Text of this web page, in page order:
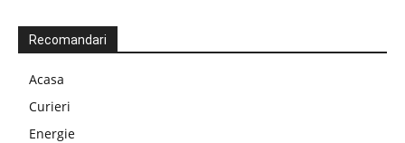
Recomandari
Acasa
Curieri
Energie